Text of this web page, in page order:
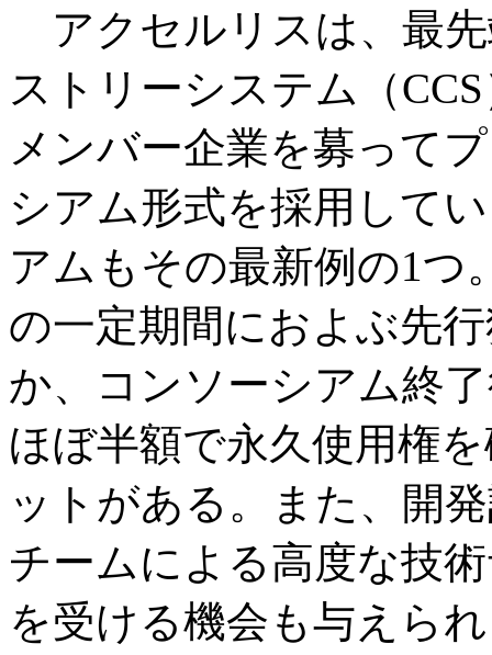
アクセルリスは、最
ストリーシステム（
メンバー企業を募って
シアム形式を採用して
アムもその最新例の1つ
の一定期間におよぶ先
か、コンソーシアム終
ほぼ半額で永久使用権
ットがある。また、開
チームによる高度な技
を受ける機会も与えら